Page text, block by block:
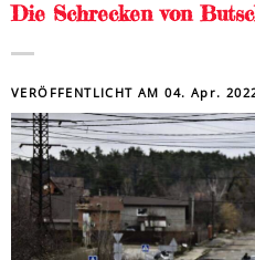
Die Schrecken von
VERÖFFENTLICHT AM04. Apr.